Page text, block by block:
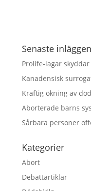
Senaste inläggen
Prolife-lagar
Kanadensisk
Kraftig ökning av
Aborterade barns
Sårbara personer
Kategorier
Abort
Debattartiklar